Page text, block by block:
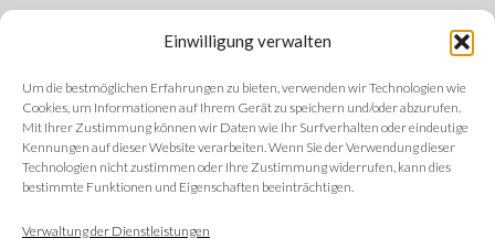
Einwilligung verwalten
Um die bestmöglichen Erfahrungen zu bieten, verwenden wir Technologien wie
Cookies, um Informationen auf Ihrem Gerät zu speichern und/oder abzurufen.
Mit Ihrer Zustimmung können wir Daten wie Ihr Surfverhalten oder eindeutige
Kennungen auf dieser Website verarbeiten. Wenn Sie der Verwendung dieser
Technologien nicht zustimmen oder Ihre Zustimmung widerrufen, kann dies
bestimmte Funktionen und Eigenschaften beeinträchtigen.
Verwaltung der Dienstleistungen
Ethischer Kanal
FOLGEN SIE UNS